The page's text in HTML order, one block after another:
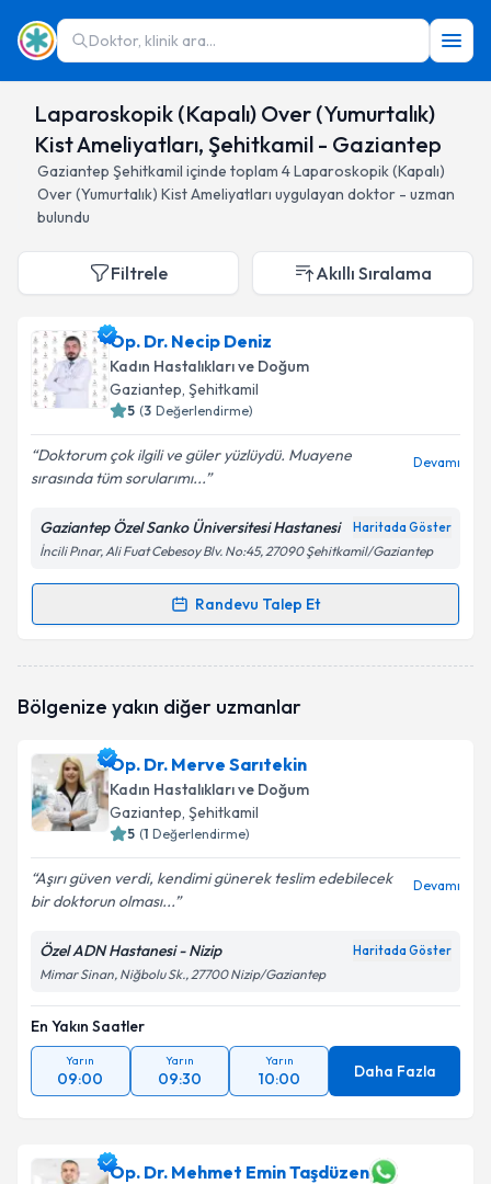
Doktor, klinik ara...
Laparoskopik (Kapalı) Over (Yumurtalık)
Kist Ameliyatları, Şehitkamil - Gaziantep
Gaziantep Şehitkamil içinde toplam 4Laparoskopik (Kapalı)
Over (Yumurtalık) Kist Ameliyatları uygulayan doktor - uzman
bulundu
Filtrele Akıllı Sıralama
Op. Dr. Necip Deniz
Kadın Hastalıkları ve Doğum
Gaziantep, Şehitkamil
5 (3 Değerlendirme)
Doktorum çok ilgili ve güler yüzlüydü. Muayene
sırasında tüm sorularımı...
Devamı
Gaziantep Özel Sanko Üniversitesi Hastanesi Haritada Göster
İncili Pınar, Ali Fuat Cebesoy Blv. No:45, 27090 Şehitkamil/Gaziantep
Randevu Talep Et
Randevu Takvimi Talebi
oluşturun. Size bu uzmandan randevu almanız için bir
E-posta Adresiniz
Kişisel verilerimin işlenmesine ilişkinAydınlatma
Metni'ni okudum ve kişisel verilerimin belirtilen
Bölgenize yakın diğer uzmanlar
Op. Dr. Merve Sarıtekin
Kadın Hastalıkları ve Doğum
Gaziantep, Şehitkamil
5 (1 Değerlendirme)
Aşırı güven verdi, kendimi günerek teslim edebilecek
bir doktorun olması...
Devamı
Özel ADN Hastanesi - Nizip Haritada Göster
Mimar Sinan, Niğbolu Sk., 27700 Nizip/Gaziantep
En Yakın Saatler
Yarın
09:00
Yarın
09:30
Yarın
10:00 Daha Fazla
Op. Dr. Mehmet Emin Taşdüzen